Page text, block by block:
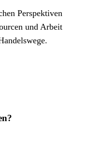
Perspektiven
und Arbeit